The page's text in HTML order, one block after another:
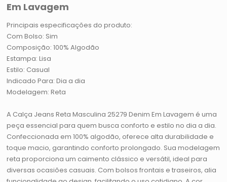
Em Lavagem
Principais especificações do produto:
Com Bolso: Sim
Composição: 100% Algodão
Estampa: Lisa
Estilo: Casual
Indicado Para: Dia a dia
Modelagem: Reta
A Calça Jeans Reta Masculina 25279 Denim Em Lavagem é uma
peça essencial para quem busca conforto e estilo no dia a dia.
Confeccionada em 100% algodão, oferece alta durabilidade e
toque macio, garantindo conforto prolongado. Sua modelagem
reta proporciona um caimento clássico e versátil, ideal para
diversas ocasiões casuais. Com bolsos frontais e traseiros, alia